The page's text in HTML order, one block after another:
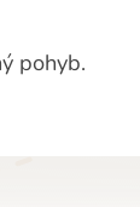
pohyb.